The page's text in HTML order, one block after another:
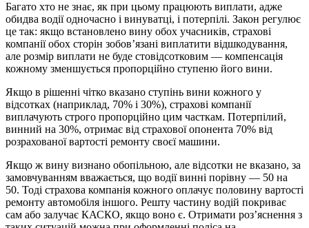
Багато хто не знає, як при цьому працюють виплати, адже
обидва водії одночасно і винуватці, і потерпілі. Закон регулює
це так: якщо встановлено вину обох учасників, страхові
компанії обох сторін зобов’язані виплатити відшкодування,
але розмір виплати не буде стовідсотковим — компенсація
кожному зменшується пропорційно ступеню його вини.
Якщо в рішенні чітко вказано ступінь вини кожного у
відсотках (наприклад, 70% і 30%), страхові компанії
виплачують строго пропорційно цим часткам. Потерпілий,
винний на 30%, отримає від страхової опонента 70% від
розрахованої вартості ремонту своєї машини.
Якщо ж вину визнано обопільною, але відсотки не вказано, за
замовчуванням вважається, що водії винні порівну — 50 на
50. Тоді страхова компанія кожного оплачує половину вартості
ремонту автомобіля іншого. Решту частину водій покриває
сам або залучає КАСКО, якщо воно є. Отримати роз’яснення з